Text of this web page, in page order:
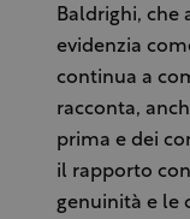
Baldrighi, che
evidenzia
continua a
racconta,
prima e dei
il rapporto
genuinità e le